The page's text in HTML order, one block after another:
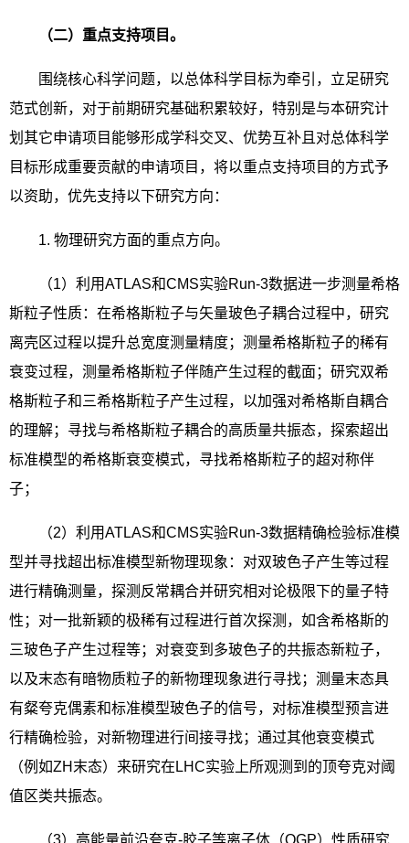
（二）重点支持项目。
围绕核心科学问题，以总体科学目标为牵引，立足研究
范式创新，对于前期研究基础积累较好，特别是与本研究计
划其它申请项目能够形成学科交叉、优势互补且对总体科学
目标形成重要贡献的申请项目，将以重点支持项目的方式予
以资助，优先支持以下研究方向：
1. 物理研究方面的重点方向。
（1）利用ATLAS和CMS实验Run-3数据进一步测量希格
斯粒子性质：在希格斯粒子与矢量玻色子耦合过程中，研究
离壳区过程以提升总宽度测量精度；测量希格斯粒子的稀有
衰变过程，测量希格斯粒子伴随产生过程的截面；研究双希
格斯粒子和三希格斯粒子产生过程，以加强对希格斯自耦合
的理解；寻找与希格斯粒子耦合的高质量共振态，探索超出
标准模型的希格斯衰变模式，寻找希格斯粒子的超对称伴
子；
（2）利用ATLAS和CMS实验Run-3数据精确检验标准模
型并寻找超出标准模型新物理现象：对双玻色子产生等过程
进行精确测量，探测反常耦合并研究相对论极限下的量子特
性；对一批新颖的极稀有过程进行首次探测，如含希格斯的
三玻色子产生过程等；对衰变到多玻色子的共振态新粒子，
以及末态有暗物质粒子的新物理现象进行寻找；测量末态具
有粲夸克偶素和标准模型玻色子的信号，对标准模型预言进
行精确检验，对新物理进行间接寻找；通过其他衰变模式
（例如ZH 末态）来研究在 LHC实验上所观测到的顶夸克对阈
值区类共振态。
（3）高能量前沿夸克-胶子等离子体（QGP）性质研究